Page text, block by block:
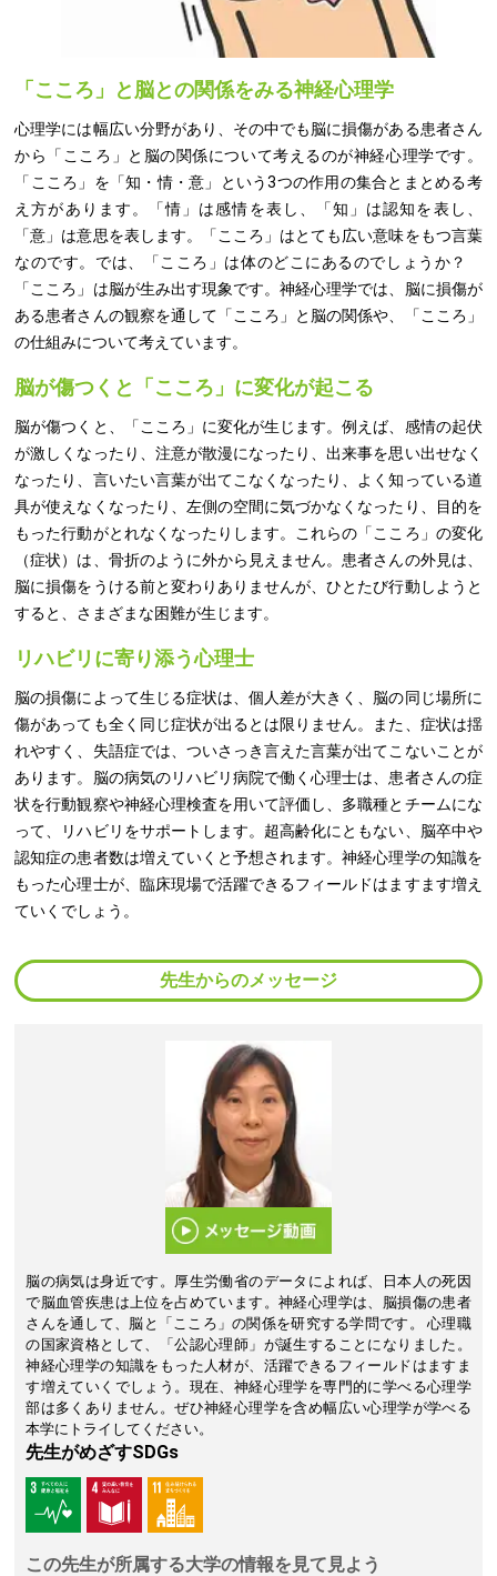
「こころ」と脳との関係をみる神経心理学
心理学には幅広い分野があり、その中でも脳に損傷がある患者さん
から「こころ」と脳の関係について考えるのが神経心理学です。
「こころ」を「知・情・意」という3つの作用の集合とまとめる考
え方があります。「情」は感情を表し、「知」は認知を表し、
「意」は意思を表します。「こころ」はとても広い意味をもつ言葉
なのです。では、「こころ」は体のどこにあるのでしょうか？
「こころ」は脳が生み出す現象です。神経心理学では、脳に損傷が
ある患者さんの観察を通して「こころ」と脳の関係や、「こころ」
の仕組みについて考えています。
脳が傷つくと「こころ」に変化が起こる
脳が傷つくと、「こころ」に変化が生じます。例えば、感情の起伏
が激しくなったり、注意が散漫になったり、出来事を思い出せなく
なったり、言いたい言葉が出てこなくなったり、よく知っている道
具が使えなくなったり、左側の空間に気づかなくなったり、目的を
もった行動がとれなくなったりします。これらの「こころ」の変化
（症状）は、骨折のように外から見えません。患者さんの外見は、
脳に損傷をうける前と変わりありませんが、ひとたび行動しようと
すると、さまざまな困難が生じます。
リハビリに寄り添う心理士
脳の損傷によって生じる症状は、個人差が大きく、脳の同じ場所に
傷があっても全く同じ症状が出るとは限りません。また、症状は揺
れやすく、失語症では、ついさっき言えた言葉が出てこないことが
あります。脳の病気のリハビリ病院で働く心理士は、患者さんの症
状を行動観察や神経心理検査を用いて評価し、多職種とチームにな
って、リハビリをサポートします。超高齢化にともない、脳卒中や
認知症の患者数は増えていくと予想されます。神経心理学の知識を
もった心理士が、臨床現場で活躍できるフィールドはますます増え
ていくでしょう。
先生からのメッセージ
脳の病気は身近です。厚生労働省のデータによれば、日本人の死因
で脳血管疾患は上位を占めています。神経心理学は、脳損傷の患者
さんを通して、脳と「こころ」の関係を研究する学問です。 心理職
の国家資格として、「公認心理師」が誕生することになりました。
神経心理学の知識をもった人材が、活躍できるフィールドはますま
す増えていくでしょう。現在、神経心理学を専門的に学べる心理学
部は多くありません。ぜひ神経心理学を含め幅広い心理学が学べる
本学にトライしてください。
先生がめざすSDGs
この先生が所属する大学の情報を見て見よう